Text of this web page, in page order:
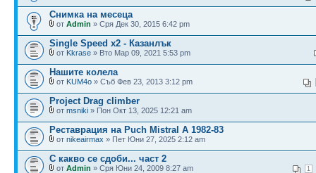
Снимка на месеца
от Admin » Сря Дек 30, 2015 6:42 pm
Single Speed x2 - Казанлък
от Kkrase » Вто Мар 09, 2021 5:53 pm
Нашите колела
от KUM4o » Съб Фев 23, 2013 3:12 pm
Project Drag climber
от msniki » Пон Окт 13, 2025 12:21 am
Реставрация на Puch Mistral A 1982-83
от nikeairmax » Пет Юни 27, 2025 2:12 am
С какво се сдоби... част 2
1
от Admin » Сря Юни 24, 2009 8:27 am